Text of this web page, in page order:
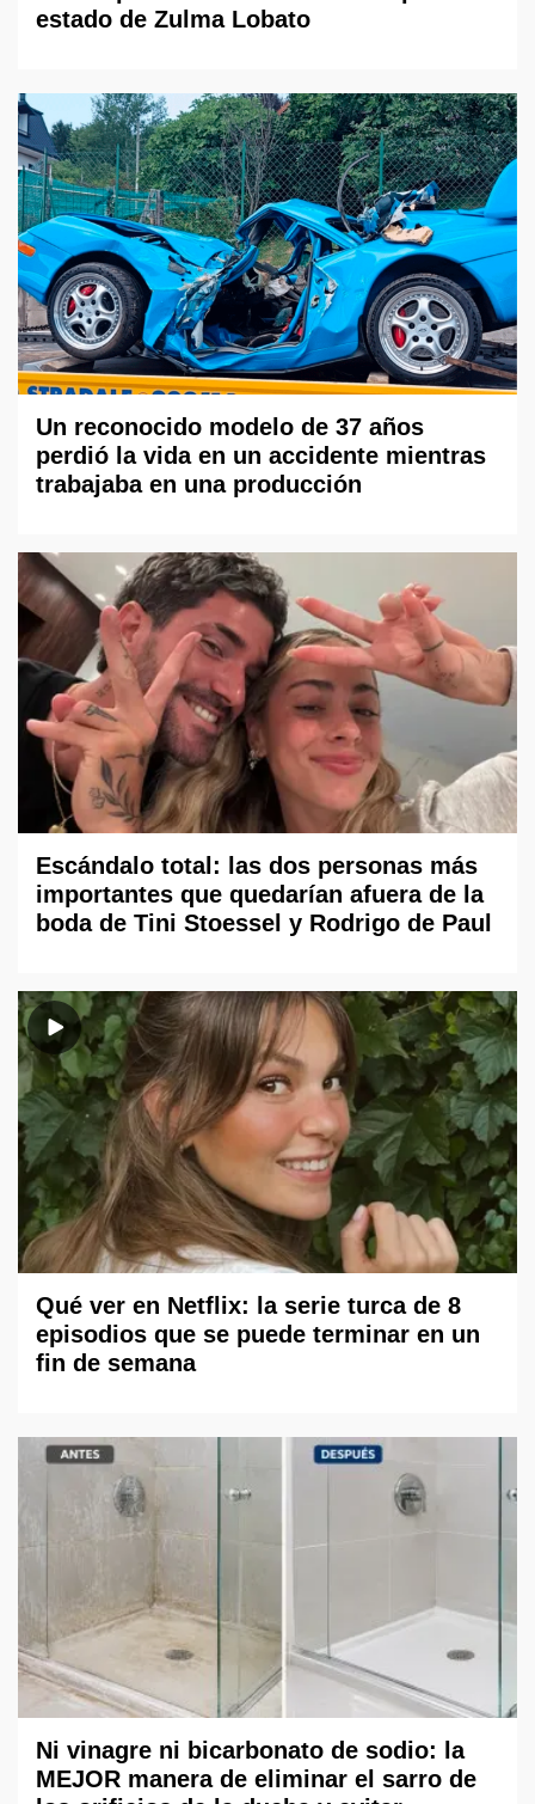
estado de Zulma Lobato
Un reconocido modelo de 37 años
perdió la vida en un accidente mientras
trabajaba en una producción
Escándalo total: las dos personas más
importantes que quedarían afuera de la
boda de Tini Stoessel y Rodrigo de Paul
Qué ver en Netflix: la serie turca de 8
episodios que se puede terminar en un
fin de semana
Ni vinagre ni bicarbonato de sodio: la
MEJOR manera de eliminar el sarro de